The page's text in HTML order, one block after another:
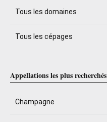
Tous les domaines
Tous les cépages
Appellations les plus recherchés
Champagne